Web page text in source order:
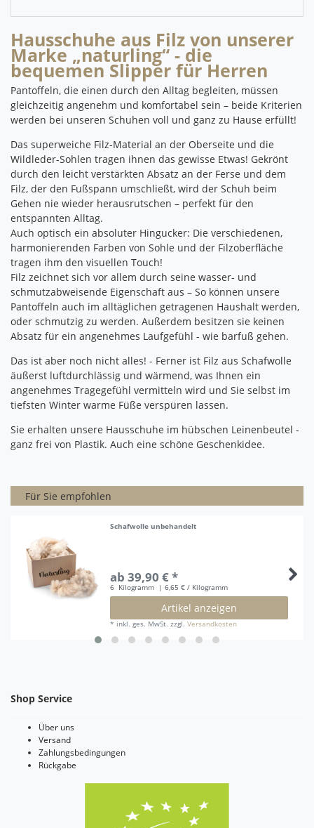
Hausschuhe aus Filz von unserer
Marke „naturling“ - die
bequemen Slipper für Herren
Pantoffeln, die einen durch den Alltag begleiten, müssen
gleichzeitig angenehm und komfortabel sein – beide Kriterien
werden bei unseren Schuhen voll und ganz zu Hause erfüllt!
Das superweiche Filz-Material an der Oberseite und die
Wildleder-Sohlen tragen ihnen das gewisse Etwas! Gekrönt
durch den leicht verstärkten Absatz an der Ferse und dem
Filz, der den Fußspann umschließt, wird der Schuh beim
Gehen nie wieder herausrutschen – perfekt für den
entspannten Alltag.
Auch optisch ein absoluter Hingucker: Die verschiedenen,
harmonierenden Farben von Sohle und der Filzoberfläche
tragen ihm den visuellen Touch!
Filz zeichnet sich vor allem durch seine wasser- und
schmutzabweisende Eigenschaft aus – So können unsere
Pantoffeln auch im alltäglichen getragenen Haushalt werden,
oder schmutzig zu werden. Außerdem besitzen sie keinen
Absatz für ein angenehmes Laufgefühl - wie barfuß gehen.
Das ist aber noch nicht alles! - Ferner ist Filz aus Schafwolle
äußerst luftdurchlässig und wärmend, was Ihnen ein
angenehmes Tragegefühl vermitteln wird und Sie selbst im
tiefsten Winter warme Füße verspüren lassen.
Sie erhalten unsere Hausschuhe im hübschen Leinenbeutel -
ganz frei von Plastik. Auch eine schöne Geschenkidee.
Für Sie empfohlen
Schafwolle unbehandelt
ab 39,90 € *
6 Kilogramm | 6,65 € / Kilogramm
Artikel anzeigen
* inkl. ges. MwSt. zzgl.Versandkosten
Shop Service
Über uns
Versand
Zahlungsbedingungen
Rückgabe